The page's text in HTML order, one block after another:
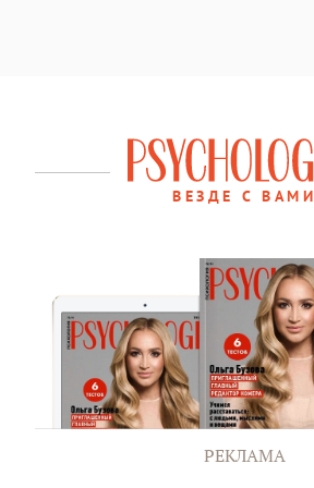
ВЕЗДЕ С ВАМИ
РЕКЛАМА